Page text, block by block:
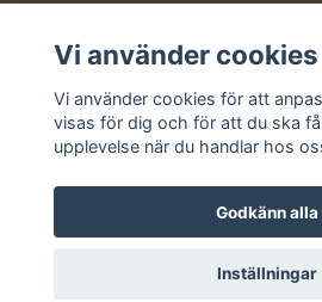
Sociala medier
© 2026
Vi använder cookies
Vi använder cookies för att
visas för dig och för att du ska
upplevelse när du handlar hos
Godkänn alla
Inställningar